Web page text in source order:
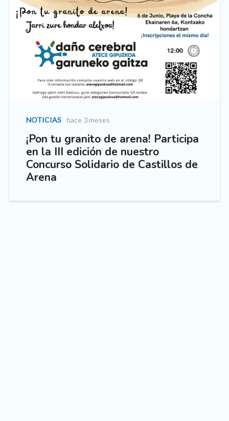
NOTICIAS hace 3 meses
¡Pon tu granito de arena! Participa
en la III edición de nuestro
Concurso Solidario de Castillos de
Arena